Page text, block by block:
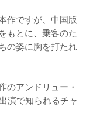
作ですが、中国版
もとに、乗客のた
の姿に胸を打たれ
のアンドリュー・
演で知られるチャ